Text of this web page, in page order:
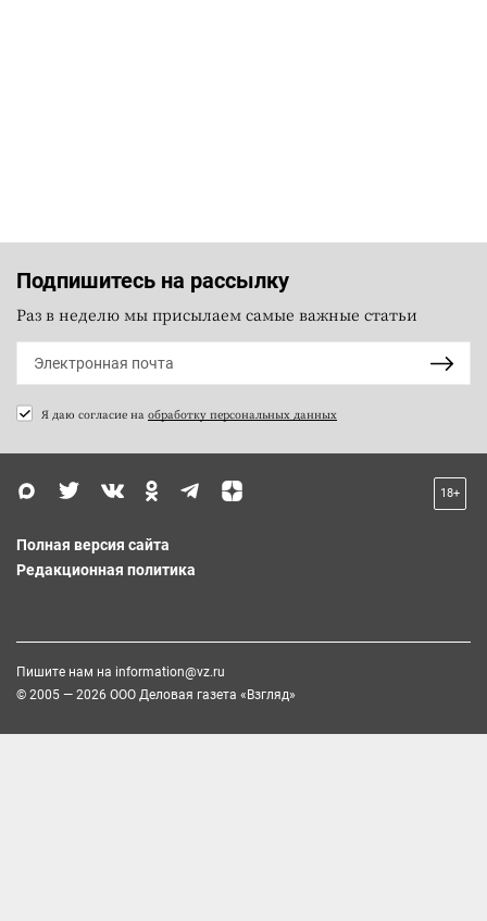
Подпишитесь на рассылку
Раз в неделю мы присылаем самые важные статьи
Я даю согласие на обработку персональных данных
18+
Полная версия сайта
Редакционная политика
Пишите нам на information@vz.ru
© 2005 — 2026 ООО Деловая газета «Взгляд»